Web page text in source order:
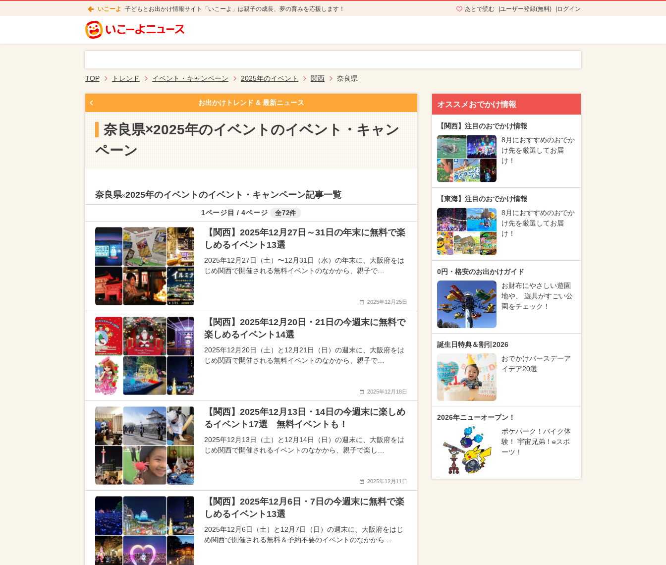
いこーよ 子どもとお出かけ情報サイト「いこーよ」は親子の成長、夢の育みを応援します！ あとで読む ユーザー登録(無料) ログイン
TOP トレンド イベント・キャンペーン 2025年のイベント 関西 奈良県
お出かけトレンド & 最新ニュース
奈良県×2025年のイベントのイベント・キャン
ペーン
奈良県×2025年のイベントのイベント・キャンペーン記事一覧
1ページ目 / 4ページ 全72件
【関西】2025年12月27日～31日の年末に無料で楽
しめるイベント13選
2025年12月27日（土）〜12月31日（水）の年末に、大阪府をは
じめ関西で開催される無料イベントのなかから、親子で…
2025年12月25日
【関西】2025年12月20日・21日の今週末に無料で
楽しめるイベント14選
2025年12月20日（土）と12月21日（日）の週末に、大阪府をは
じめ関西で開催される無料イベントのなかから、親子で…
2025年12月18日
【関西】2025年12月13日・14日の今週末に楽しめ
るイベント17選 無料イベントも！
2025年12月13日（土）と12月14日（日）の週末に、大阪府をは
じめ関西で開催されるイベントのなかから、親子で楽し…
2025年12月11日
【関西】2025年12月6日・7日の今週末に無料で楽
しめるイベント13選
2025年12月6日（土）と12月7日（日）の週末に、大阪府をはじ
め関西で開催される無料＆予約不要のイベントのなかから…
オススメおでかけ情報
【関西】注目のおでかけ情報
8月におすすめのおでか
け先を厳選してお届
け！
【東海】注目のおでかけ情報
8月におすすめのおでか
け先を厳選してお届
け！
0円・格安のお出かけガイド
お財布にやさしい遊園
地や、 遊具がすごい公
園をチェック！
誕生日特典＆割引2026
おでかけバースデーア
イデア20選
2026年ニューオープン！
ポケパーク！バイク体
験！ 宇宙兄弟！eスポ
ーツ！